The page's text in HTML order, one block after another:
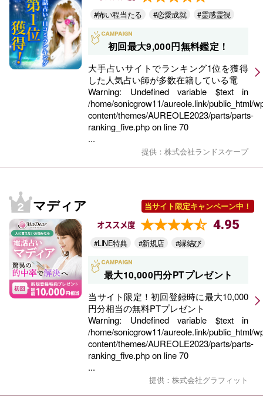
#怖い程当たる #恋愛成就 #霊感霊視
初回最大9,000円無料鑑定！
大手占いサイトでランキング1位を獲得
した人気占い師が多数在籍している電
Warning: Undefined variable $text in
/home/sonicgrow11/aureole.link/public_html/
content/themes/AUREOLE2023/parts/parts-
ranking_five.phpon line70
...
提供：株式会社ランドスケープ
マディア 当サイト限定キャンペーン中！
オススメ度 4.95
#LINE特典 #新規店 #縁結び
最大10,000円分PTプレゼント
当サイト限定！初回登録時に最大10,000
円分相当の無料PTプレゼント
Warning: Undefined variable $text in
/home/sonicgrow11/aureole.link/public_html/
content/themes/AUREOLE2023/parts/parts-
ranking_five.phpon line70
...
提供：株式会社グラフィット